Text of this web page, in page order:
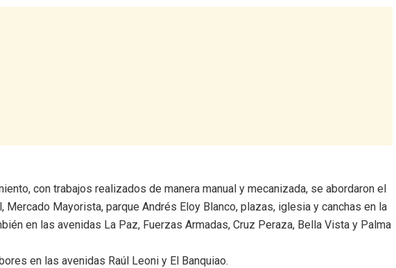
con trabajos realizados de manera manual y mecanizada, se abordaron el
Mercado Mayorista, parque Andrés Eloy Blanco, plazas, iglesia y canchas en la
en las avenidas La Paz, Fuerzas Armadas, Cruz Peraza, Bella Vista y Palma
en las avenidas Raúl Leoni y El Banquiao.